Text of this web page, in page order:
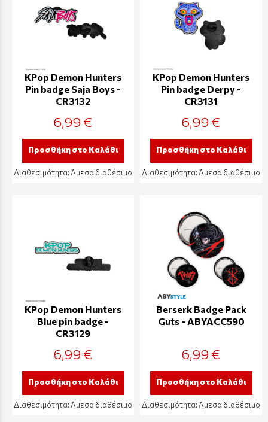
KPop Demon Hunters
Pin badge Saja Boys -
CR3132
6,99 €
Προσθήκη στο Καλάθι
Διαθεσιμότητα:Άμεσα διαθέσιμο
KPop Demon Hunters
Pin badge Derpy -
CR3131
6,99 €
Προσθήκη στο Καλάθι
Διαθεσιμότητα:Άμεσα διαθέσιμο
KPop Demon Hunters
Blue pin badge -
CR3129
6,99 €
Προσθήκη στο Καλάθι
Διαθεσιμότητα:Άμεσα διαθέσιμο
Berserk Badge Pack
Guts - ABYACC590
6,99 €
Προσθήκη στο Καλάθι
Διαθεσιμότητα:Άμεσα διαθέσιμο